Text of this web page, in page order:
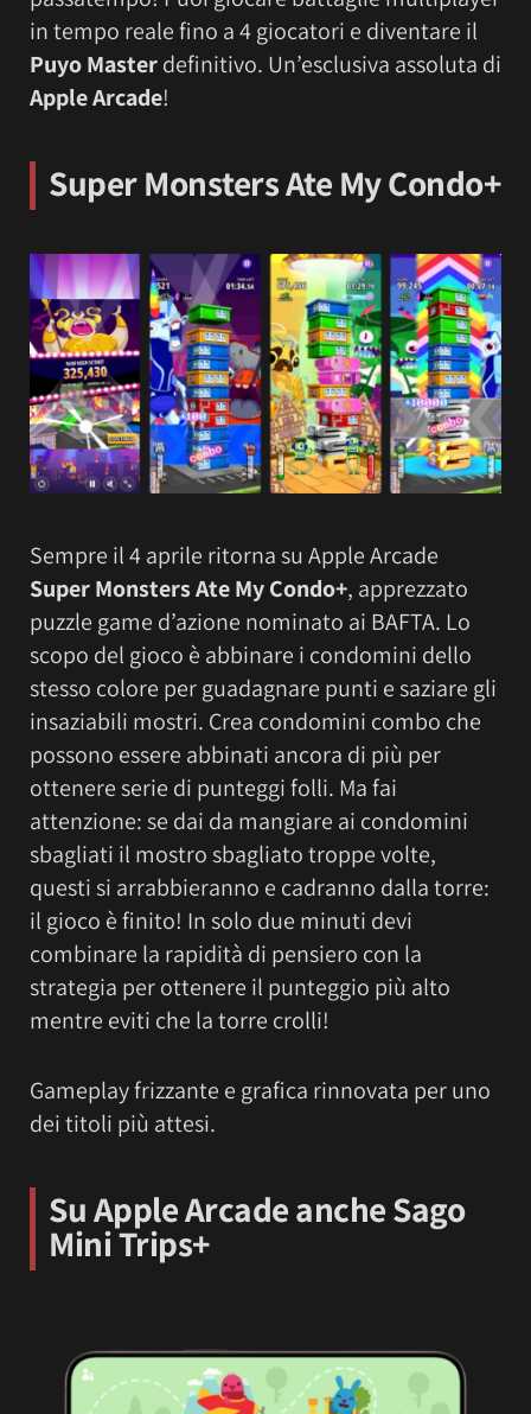
in tempo reale fino a 4 giocatori e diventare il
Puyo Masterdefinitivo. Un’esclusiva assoluta di
Apple Arcade!
Super Monsters Ate My Condo+
Sempre il 4 aprile ritorna su Apple Arcade
Super Monsters Ate My Condo+, apprezzato
puzzle game d’azione nominato ai BAFTA. Lo
scopo del gioco è abbinare i condomini dello
stesso colore per guadagnare punti e saziare gli
insaziabili mostri. Crea condomini combo che
possono essere abbinati ancora di più per
ottenere serie di punteggi folli. Ma fai
attenzione: se dai da mangiare ai condomini
sbagliati il ​​mostro sbagliato troppe volte,
questi si arrabbieranno e cadranno dalla torre:
il gioco è finito! In solo due minuti devi
combinare la rapidità di pensiero con la
strategia per ottenere il punteggio più alto
mentre eviti che la torre crolli!
Gameplay frizzante e grafica rinnovata per uno
dei titoli più attesi.
Su Apple Arcade anche Sago
Mini Trips+